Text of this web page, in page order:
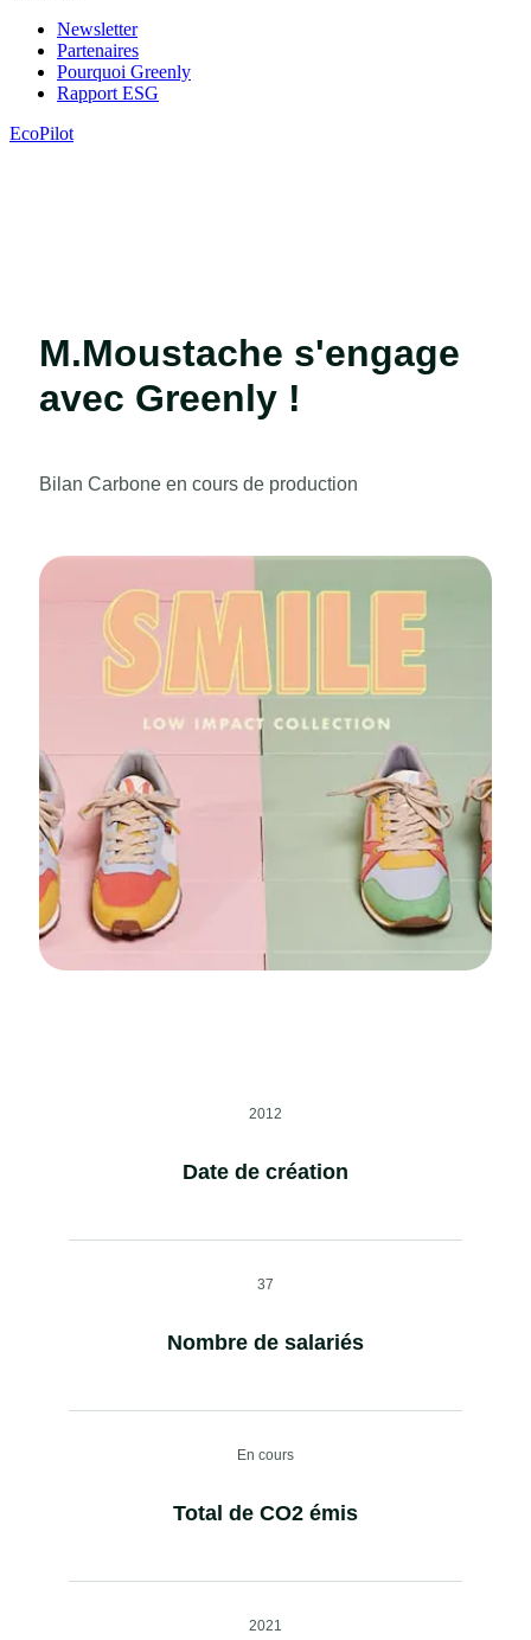
Newsletter
Partenaires
Pourquoi Greenly
Rapport ESG
EcoPilot
M.Moustache s'engage
avec Greenly !
Bilan Carbone en cours de production
2012
Date de création
37
Nombre de salariés
En cours
Total de CO2 émis
2021